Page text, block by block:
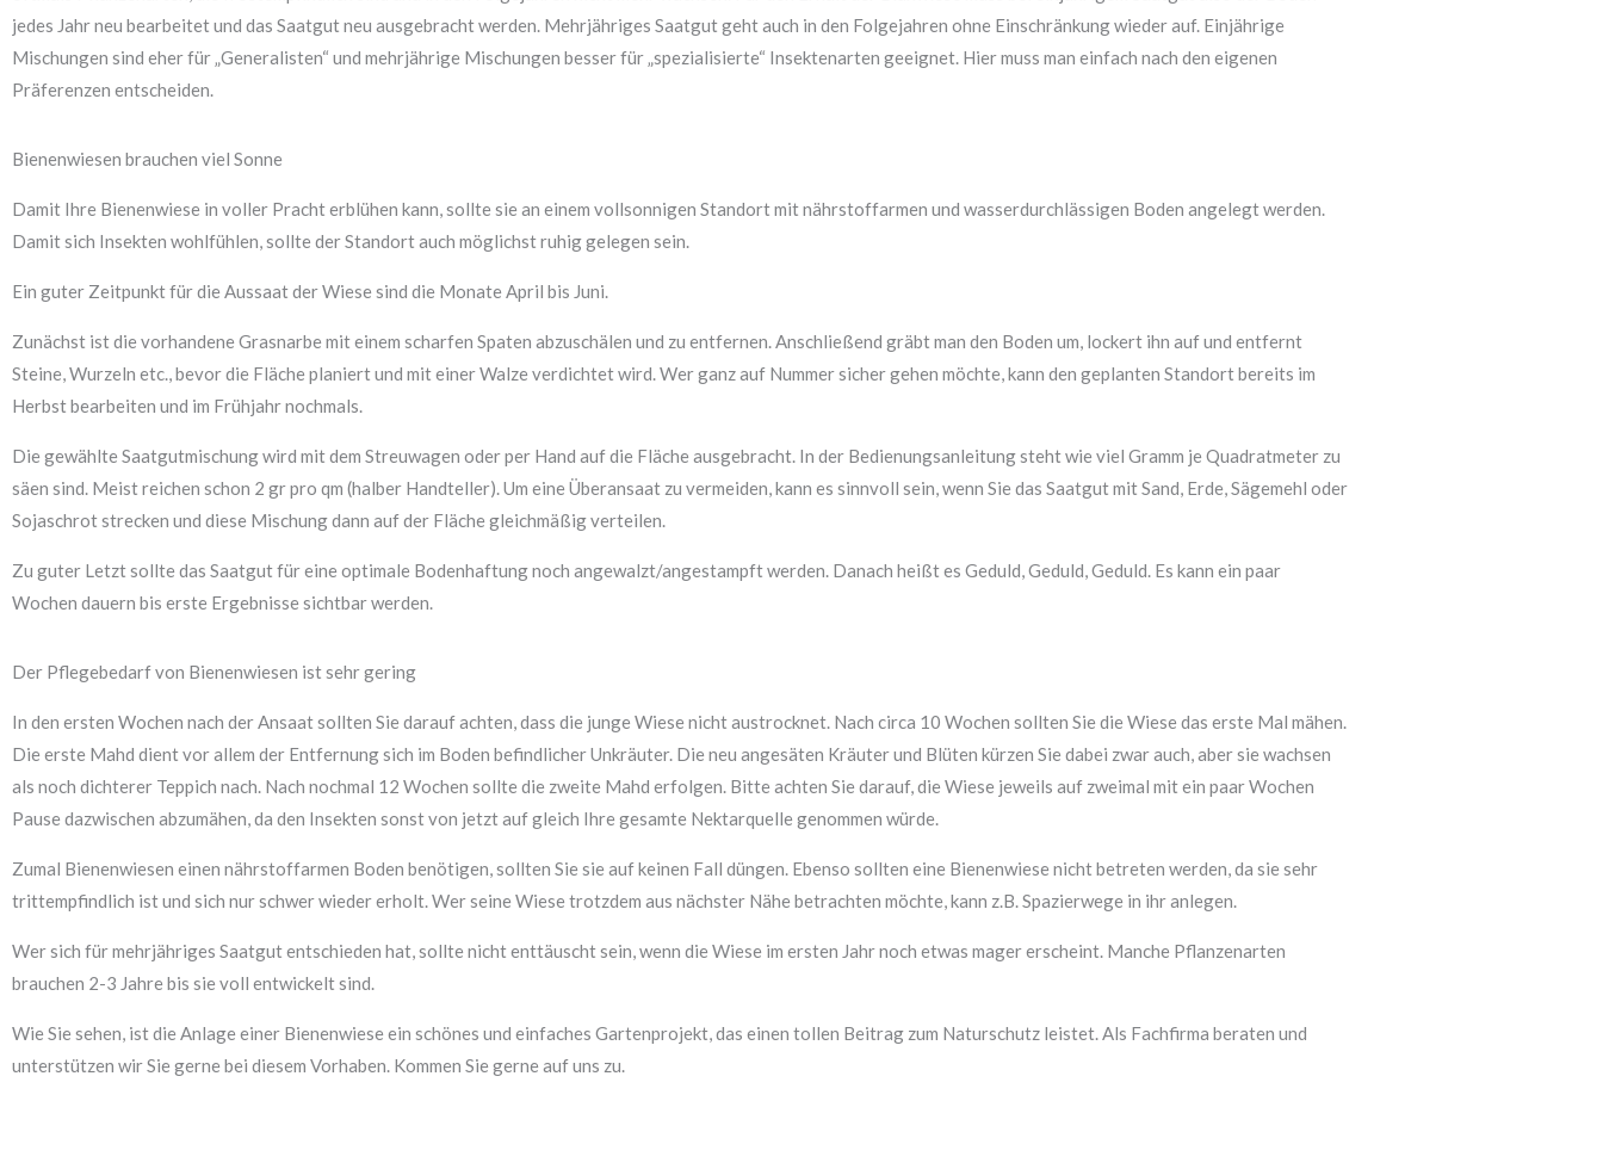
jedes Jahr neu bearbeitet und das Saatgut neu ausgebracht werden. Mehrjähriges Saatgut geht auch in den Folgejahren ohne Einschränkung wieder auf. Einjährige
Mischungen sind eher für „Generalisten“ und mehrjährige Mischungen besser für „spezialisierte“ Insektenarten geeignet. Hier muss man einfach nach den eigenen
Präferenzen entscheiden.
Bienenwiesen brauchen viel Sonne
Damit Ihre Bienenwiese in voller Pracht erblühen kann, sollte sie an einem vollsonnigen Standort mit nährstoffarmen und wasserdurchlässigen Boden angelegt werden.
Damit sich Insekten wohlfühlen, sollte der Standort auch möglichst ruhig gelegen sein.
Ein guter Zeitpunkt für die Aussaat der Wiese sind die Monate April bis Juni.
Zunächst ist die vorhandene Grasnarbe mit einem scharfen Spaten abzuschälen und zu entfernen. Anschließend gräbt man den Boden um, lockert ihn auf und entfernt
Steine, Wurzeln etc., bevor die Fläche planiert und mit einer Walze verdichtet wird. Wer ganz auf Nummer sicher gehen möchte, kann den geplanten Standort bereits im
Herbst bearbeiten und im Frühjahr nochmals.
Die gewählte Saatgutmischung wird mit dem Streuwagen oder per Hand auf die Fläche ausgebracht. In der Bedienungsanleitung steht wie viel Gramm je Quadratmeter zu
säen sind. Meist reichen schon 2 gr pro qm (halber Handteller). Um eine Überansaat zu vermeiden, kann es sinnvoll sein, wenn Sie das Saatgut mit Sand, Erde, Sägemehl oder
Sojaschrot strecken und diese Mischung dann auf der Fläche gleichmäßig verteilen.
Zu guter Letzt sollte das Saatgut für eine optimale Bodenhaftung noch angewalzt/angestampft werden. Danach heißt es Geduld, Geduld, Geduld. Es kann ein paar
Wochen dauern bis erste Ergebnisse sichtbar werden.
Der Pflegebedarf von Bienenwiesen ist sehr gering
In den ersten Wochen nach der Ansaat sollten Sie darauf achten, dass die junge Wiese nicht austrocknet. Nach circa 10 Wochen sollten Sie die Wiese das erste Mal mähen.
Die erste Mahd dient vor allem der Entfernung sich im Boden befindlicher Unkräuter. Die neu angesäten Kräuter und Blüten kürzen Sie dabei zwar auch, aber sie wachsen
als noch dichterer Teppich nach. Nach nochmal 12 Wochen sollte die zweite Mahd erfolgen. Bitte achten Sie darauf, die Wiese jeweils auf zweimal mit ein paar Wochen
Pause dazwischen abzumähen, da den Insekten sonst von jetzt auf gleich Ihre gesamte Nektarquelle genommen würde.
Zumal Bienenwiesen einen nährstoffarmen Boden benötigen, sollten Sie sie auf keinen Fall düngen. Ebenso sollten eine Bienenwiese nicht betreten werden, da sie sehr
trittempfindlich ist und sich nur schwer wieder erholt. Wer seine Wiese trotzdem aus nächster Nähe betrachten möchte, kann z.B. Spazierwege in ihr anlegen.
Wer sich für mehrjähriges Saatgut entschieden hat, sollte nicht enttäuscht sein, wenn die Wiese im ersten Jahr noch etwas mager erscheint. Manche Pflanzenarten
brauchen 2-3 Jahre bis sie voll entwickelt sind.
Wie Sie sehen, ist die Anlage einer Bienenwiese ein schönes und einfaches Gartenprojekt, das einen tollen Beitrag zum Naturschutz leistet. Als Fachfirma beraten und
unterstützen wir Sie gerne bei diesem Vorhaben. Kommen Sie gerne auf uns zu.